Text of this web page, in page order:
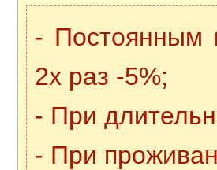
- Постоянным
2х раз -5%;
- При
- При